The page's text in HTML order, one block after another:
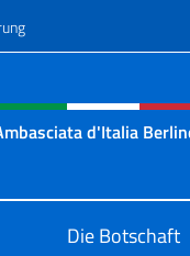
d'Italia
Die Botschaft